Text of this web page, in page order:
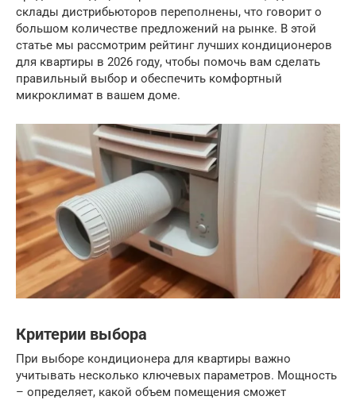
склады дистрибьюторов переполнены, что говорит о
большом количестве предложений на рынке. В этой
статье мы рассмотрим рейтинг лучших кондиционеров
для квартиры в 2026 году, чтобы помочь вам сделать
правильный выбор и обеспечить комфортный
микроклимат в вашем доме.
Критерии выбора
При выборе кондиционера для квартиры важно
учитывать несколько ключевых параметров. Мощность
– определяет, какой объем помещения сможет